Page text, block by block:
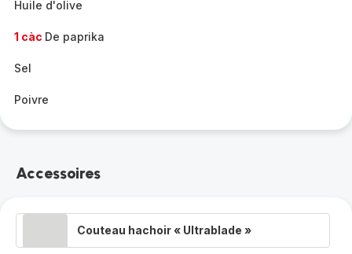
Huile d'olive
1 càc De paprika
Sel
Poivre
Accessoires
Couteau hachoir « Ultrablade »